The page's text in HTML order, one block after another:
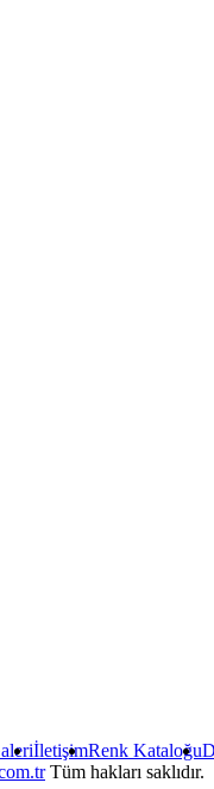
İletişimRenk Kataloğu
Tüm hakları saklıdır.